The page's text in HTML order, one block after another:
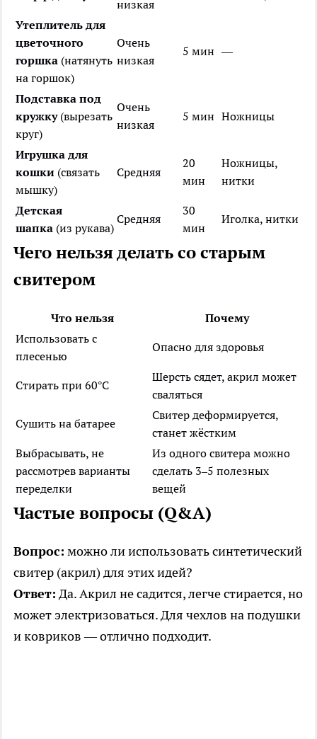
низкая
Утеплитель для
цветочного
горшка (натянуть
на горшок)
Очень
низкая
5 мин —
Подставка под
кружку(вырезать
круг)
Очень
низкая
5 мин Ножницы
Игрушка для
кошки (связать
мышку)
Средняя
20
мин
Ножницы,
нитки
Детская
шапка (из рукава)
Средняя
30
мин
Иголка, нитки
Чего нельзя делать со старым
свитером
Что нельзя
Почему
Использовать с
плесенью
Опасно для здоровья
Стирать при 60°C
Шерсть сядет, акрил может
сваляться
Сушить на батарее
Свитер деформируется,
станет жёстким
Выбрасывать, не
рассмотрев варианты
переделки
Из одного свитера можно
сделать 3–5 полезных
вещей
Частые вопросы (Q&A)
Вопрос: можно ли использовать синтетический
свитер (акрил) для этих идей?
Ответ: Да. Акрил не садится, легче стирается, но
может электризоваться. Для чехлов на подушки
и ковриков — отлично подходит.